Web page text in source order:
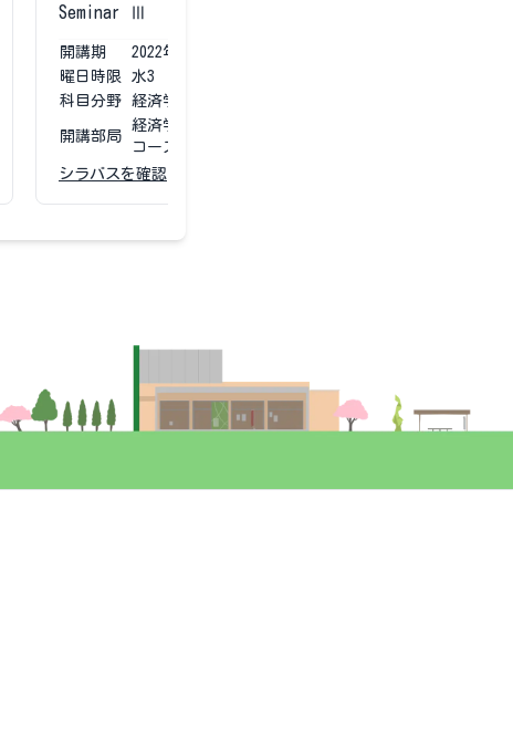
Seminar Ⅲ
開講期 2022年度
曜日時限
水3
科目分野
経済学部専門科目
開講部局
経済学部 経済学科（昼間
コース）
シラバスを確認